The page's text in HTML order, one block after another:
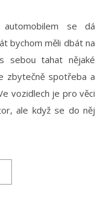
bychom měli dbát na
sebou tahat nějaké
zbytečně spotřeba a
vozidlech je pro věci
ale když se do něj